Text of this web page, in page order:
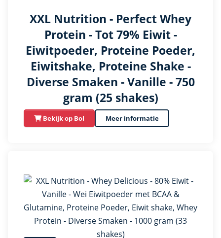
XXL Nutrition - Perfect Whey
Protein - Tot 79% Eiwit -
Eiwitpoeder, Proteine Poeder,
Eiwitshake, Proteine Shake -
Diverse Smaken - Vanille - 750
gram (25 shakes)
Bekijk op Bol Meer informatie